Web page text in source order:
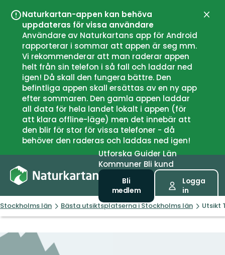
Naturkartan-appen kan behöva
uppdateras för vissa användare
Användare av Naturkartans app för Android
rapporterar i sommar att appen är seg mm.
Vi rekommenderar att man raderar appen
helt från sin telefon i så fall och laddar ned
igen! Då skall den fungera bättre. Den
befintliga appen skall ersättas av en ny app
efter sommaren. Den gamla appen laddar
all data för hela landet lokalt i appen (för
att klara offline-läge) men det innebär att
den blir för stor för vissa telefoner - då
behöver den raderas och laddas ned igen!
UtforskaGuiderLän
Kommuner Bli kund
Bli
medlem
Logga
in
Stockholms län Bästa utsiktsplatserna i Stockholms län Utsikt